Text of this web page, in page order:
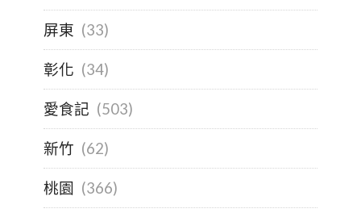
屏東 (33)
彰化 (34)
愛食記 (503)
新竹 (62)
桃園 (366)